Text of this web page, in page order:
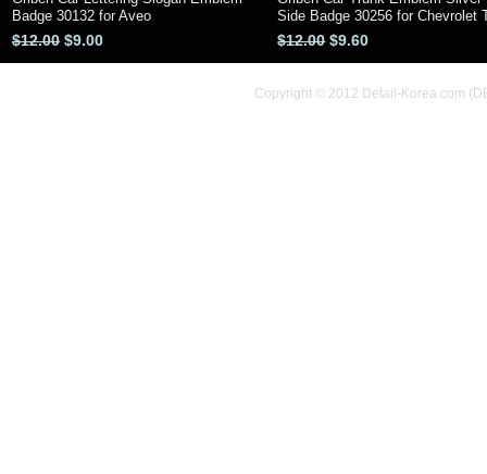
Badge 30132 for Aveo
通常価格
$12.00 セール価格
$9.00
Side Badge 30256 for Chevrolet
通常価格
$12.00 セール価格
$9.60
Copyright © 2012 Detail-Korea.com